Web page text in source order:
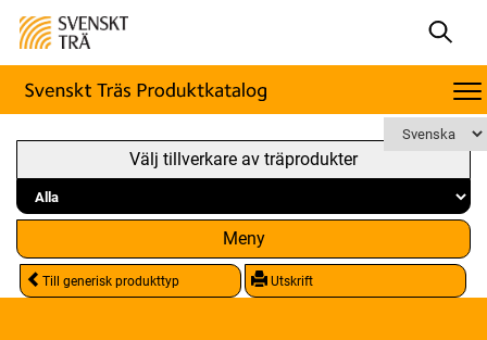
Välj tillverkare av träprodukter
Meny
Till generisk produkttyp Utskrift